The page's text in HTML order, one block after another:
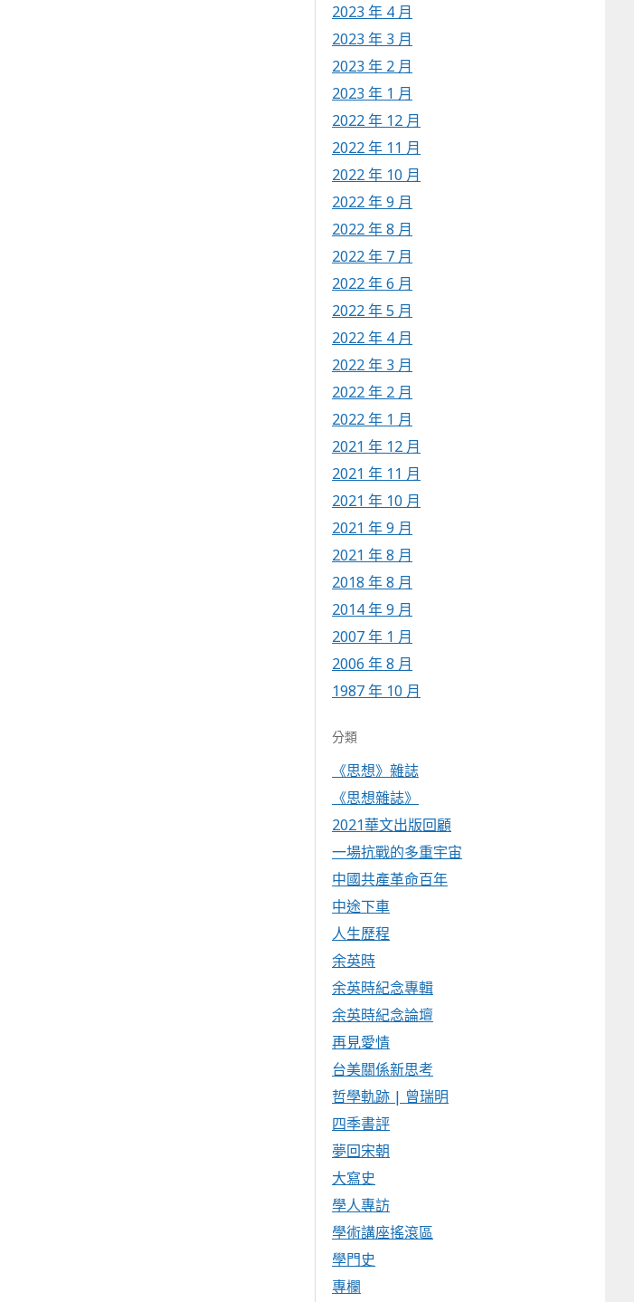
2023 年 4 月
2023 年 3 月
2023 年 2 月
2023 年 1 月
2022 年 12 月
2022 年 11 月
2022 年 10 月
2022 年 9 月
2022 年 8 月
2022 年 7 月
2022 年 6 月
2022 年 5 月
2022 年 4 月
2022 年 3 月
2022 年 2 月
2022 年 1 月
2021 年 12 月
2021 年 11 月
2021 年 10 月
2021 年 9 月
2021 年 8 月
2018 年 8 月
2014 年 9 月
2007 年 1 月
2006 年 8 月
1987 年 10 月
分類
《思想》雜誌
《思想雜誌》
2021華文出版回顧
一場抗戰的多重宇宙
中國共產革命百年
中途下車
人生歷程
余英時
余英時紀念專輯
余英時紀念論壇
再見愛情
台美關係新思考
哲學軌跡 | 曾瑞明
四季書評
夢回宋朝
大寫史
學人專訪
學術講座搖滾區
學門史
專欄